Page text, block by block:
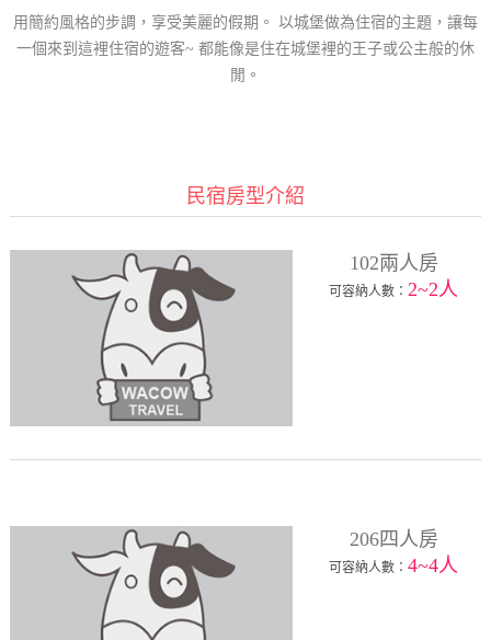
用簡約風格的步調，享受美麗的假期。 以城堡做為住宿的主題，讓每
一個來到這裡住宿的遊客~ 都能像是住在城堡裡的王子或公主般的休
閒。
民宿房型介紹
102兩人房
可容納人數： 2~2人
206四人房
可容納人數：4~4人